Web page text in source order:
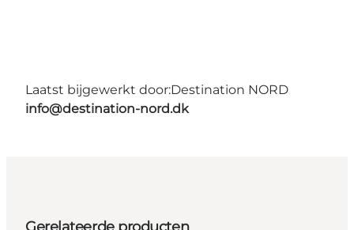
Laatst bijgewerkt door:Destination NORD
info@destination-nord.dk